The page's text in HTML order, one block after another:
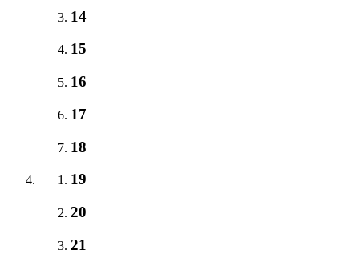
14
15
16
17
18
19
20
21